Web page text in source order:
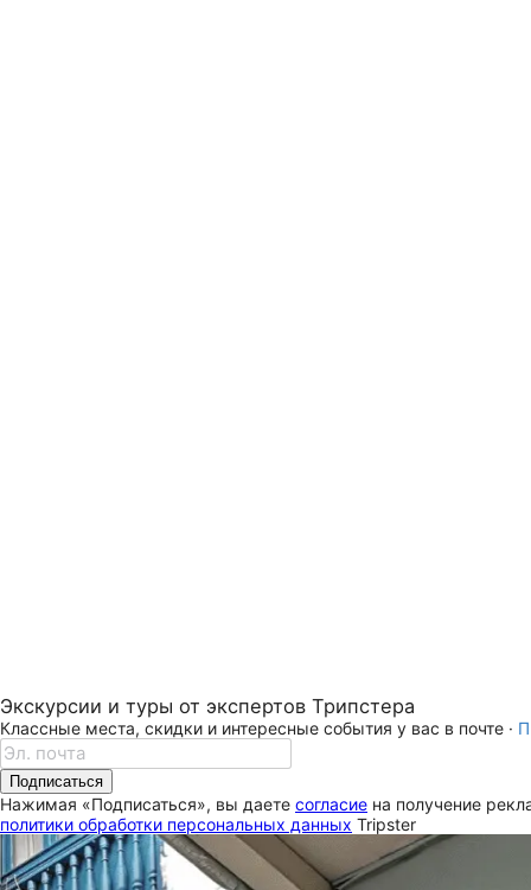
Экскурсии и туры от экспертов Трипстера
Классные места, скидки и интересные события у вас в почте ·
Подписаться
Нажимая «Подписаться», вы даете согласие на получение
политики обработки персональных данных Tripster